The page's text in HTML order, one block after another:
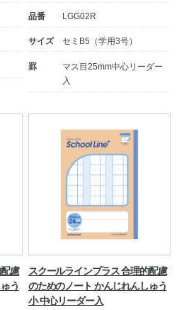
品番 LGG02R
サイズ セミB5（学用3号）
罫
マス目25mm中心リーダー
入
慮
う
スクールラインプラス 合理的配慮
のためのノート かんじれんしゅう
小 中心リーダー入